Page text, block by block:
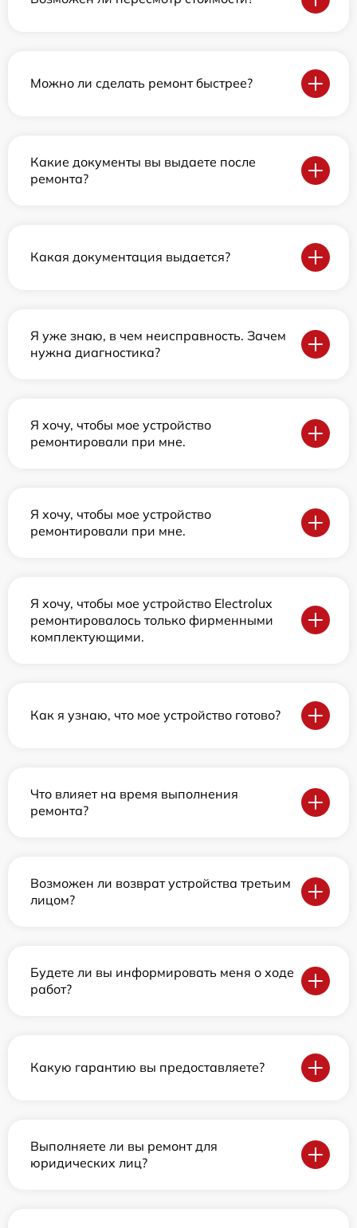
Можно ли сделать ремонт быстрее?
Какие документы вы выдаете после
ремонта?
Какая документация выдается?
Я уже знаю, в чем неисправность. Зачем
нужна диагностика?
Я хочу, чтобы мое устройство
ремонтировали при мне.
Я хочу, чтобы мое устройство
ремонтировали при мне.
Я хочу, чтобы мое устройство Electrolux
ремонтировалось только фирменными
комплектующими.
Как я узнаю, что мое устройство готово?
Что влияет на время выполнения
ремонта?
Возможен ли возврат устройства третьим
лицом?
Будете ли вы информировать меня о ходе
работ?
Какую гарантию вы предоставляете?
Выполняете ли вы ремонт для
юридических лиц?